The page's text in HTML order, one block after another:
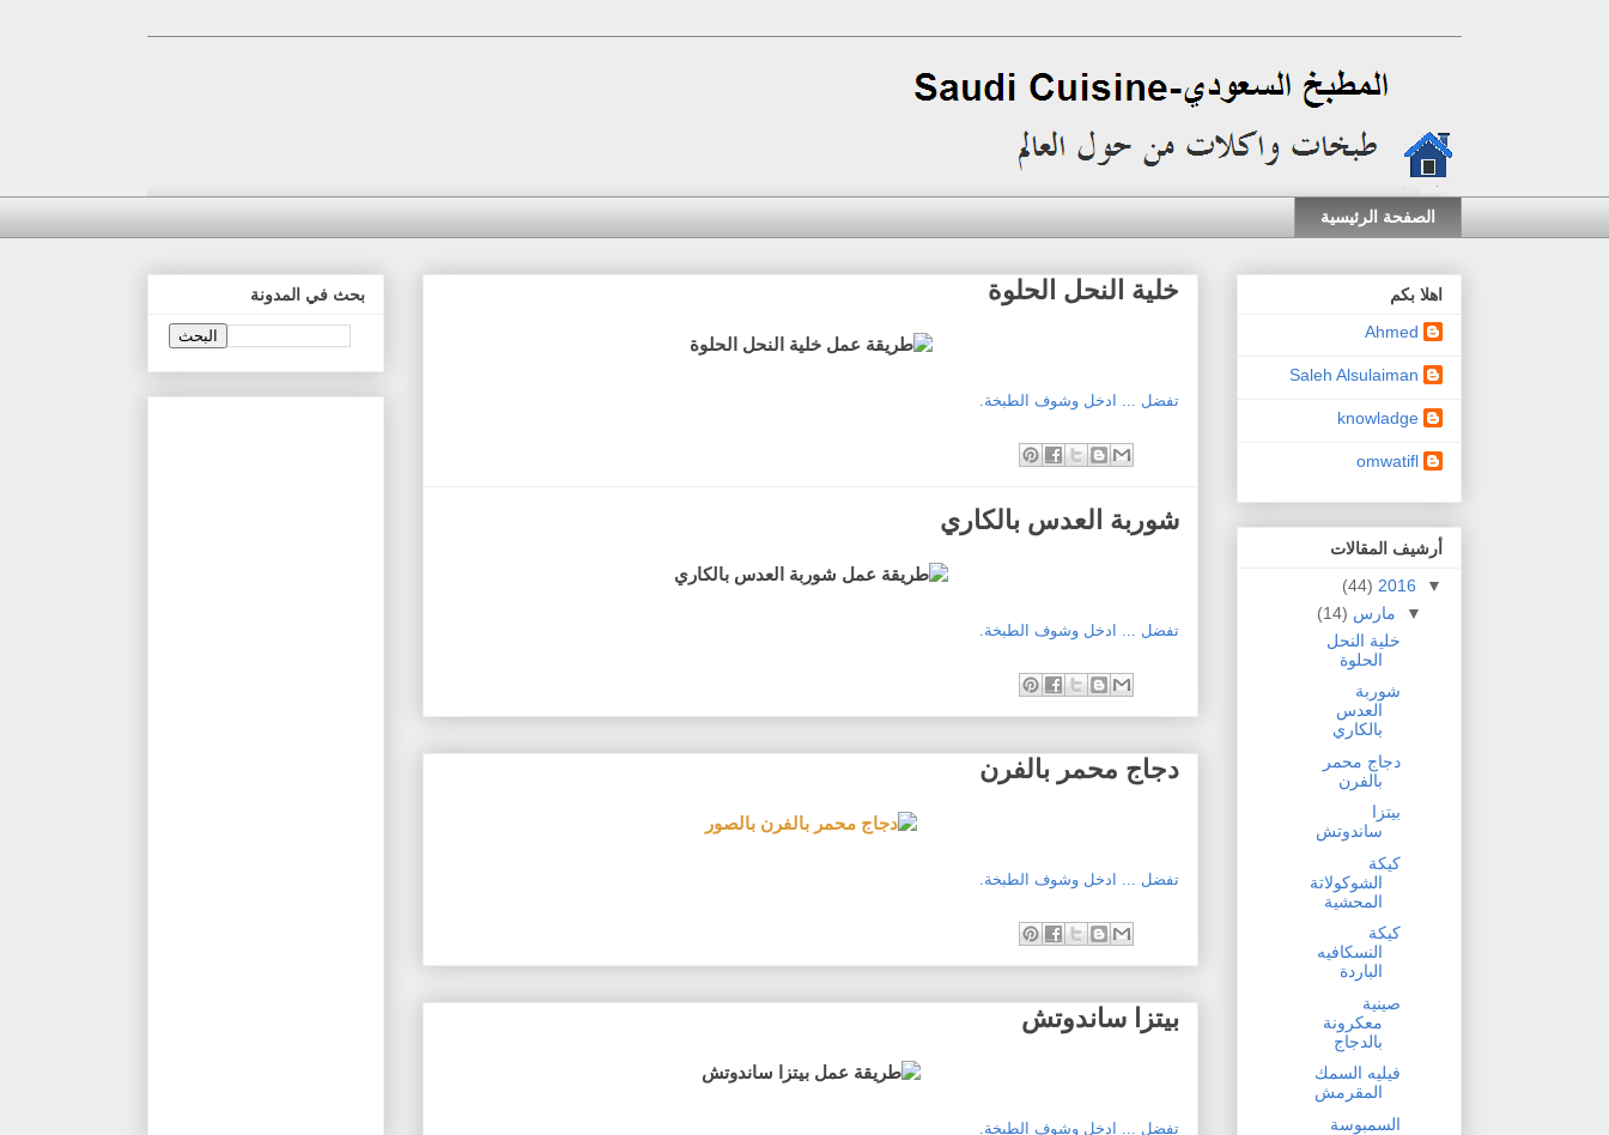
الصفحة الرئيسية
خلية النحل الحلوة
تفضل ... ادخل وشوف الطبخة.
شوربة العدس بالكاري
تفضل ... ادخل وشوف الطبخة.
دجاج محمر بالفرن
تفضل ... ادخل وشوف الطبخة.
بيتزا ساندوتش
تفضل ... ادخل وشوف الطبخة.
بحث في المدونة
اهلا بكم
Ahmed
Saleh Alsulaiman
knowladge
omwatifl
أرشيف المقالات
▼
2016
(44)
▼ مارس (14)
خلية النحل
الحلوة
شوربة
العدس
بالكاري
دجاج محمر
بالفرن
بيتزا
ساندوتش
كيكة
الشوكولاتة
المحشية
كيكة
النسكافيه
الباردة
صينية
معكرونة
بالدجاج
فيليه السمك
المقرمش
السمبوسة